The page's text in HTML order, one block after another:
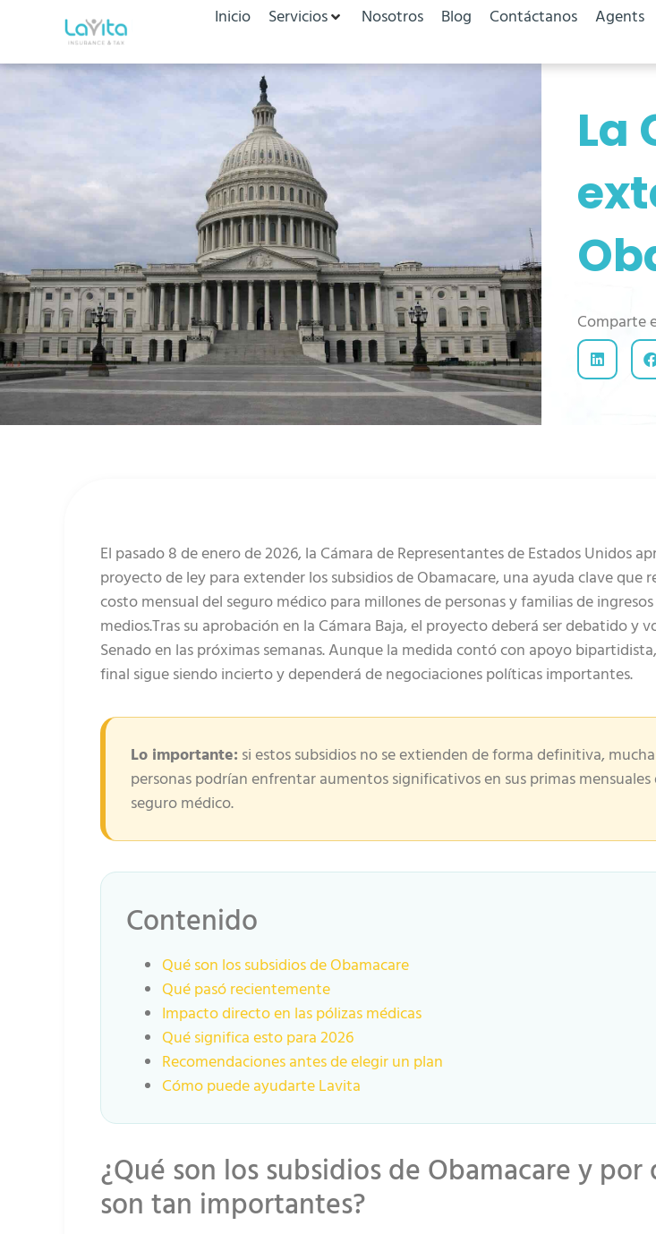
Inicio Servicios Nosotros Blog Contáctanos Agents
La
Comparte
El pasado 8 de enero de 2026, la Cámara de Representantes de Estados Unidos
proyecto de ley para extender los subsidios de Obamacare, una ayuda clave que
costo mensual del seguro médico para millones de personas y familias de
medios.Tras su aprobación en la Cámara Baja, el proyecto deberá ser debatido y
Senado en las próximas semanas. Aunque la medida contó con apoyo
final sigue siendo incierto y dependerá de negociaciones políticas importantes.
Lo importante: si estos subsidios no se extienden de forma definitiva,
personas podrían enfrentar aumentos significativos en sus primas mensuales
seguro médico.
Contenido
Qué son los subsidios de Obamacare
Qué pasó recientemente
Impacto directo en las pólizas médicas
Qué significa esto para 2026
Recomendaciones antes de elegir un plan
Cómo puede ayudarte Lavita
¿Qué son los subsidios de Obamacare y por
son tan importantes?